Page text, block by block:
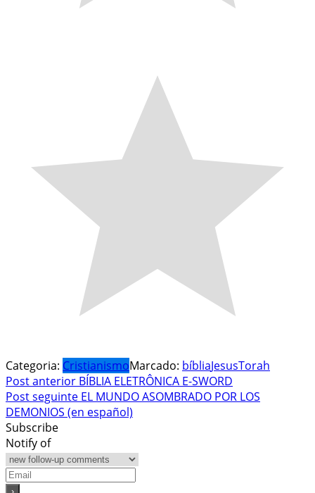
Categoria: CristianismoMarcado: bíbliaJesusTorah
Navegação
de
Post
Post anterior BÍBLIA ELETRÔNICA E-SWORD
Post seguinte EL MUNDO ASOMBRADO POR LOS
DEMONIOS (en español)
Subscribe
Notify of